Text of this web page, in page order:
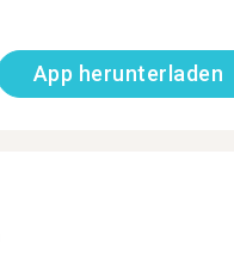
App herunterladen